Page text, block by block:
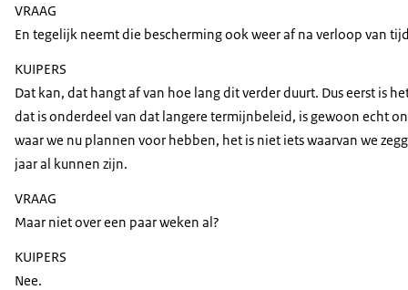
VRAAG
En tegelijk neemt die bescherming ook weer af na verloop van
KUIPERS
Dat kan, dat hangt af van hoe lang dit verder duurt. Dus eerst is
dat is onderdeel van dat langere termijnbeleid, is gewoon echt
waar we nu plannen voor hebben, het is niet iets waarvan we
jaar al kunnen zijn.
VRAAG
Maar niet over een paar weken al?
KUIPERS
Nee.